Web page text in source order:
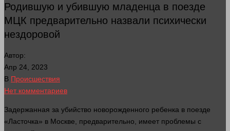
Родившую и убившую младенца в поезде
МЦК предварительно назвали психически
нездоровой
Автор:
Апр 24, 2023
В Происшествия
Нет комментариев
Задержанная за убийство новорожденного ребенка в поезде
«Ласточка» в Москве, предварительно, имеет проблемы с